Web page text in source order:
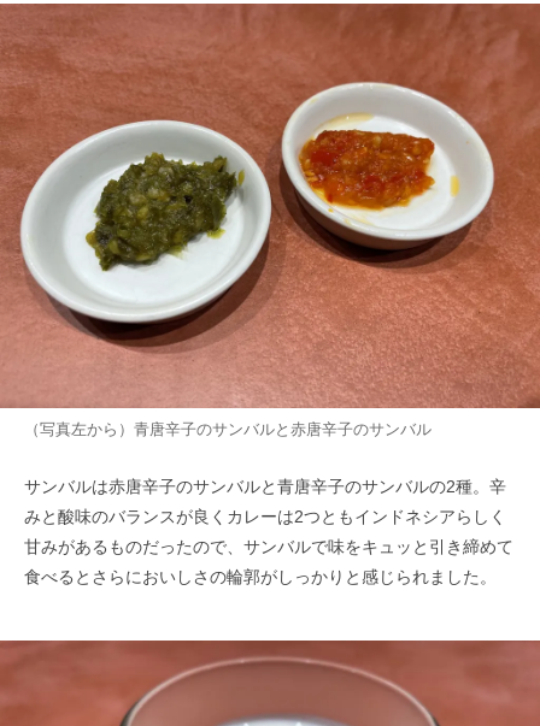
（写真左から）青唐辛子のサンバルと赤唐辛子のサンバル
サンバルは赤唐辛子のサンバルと青唐辛子のサンバルの2種。辛
みと酸味のバランスが良くカレーは2つともインドネシアらしく
甘みがあるものだったので、サンバルで味をキュッと引き締めて
食べるとさらにおいしさの輪郭がしっかりと感じられました。